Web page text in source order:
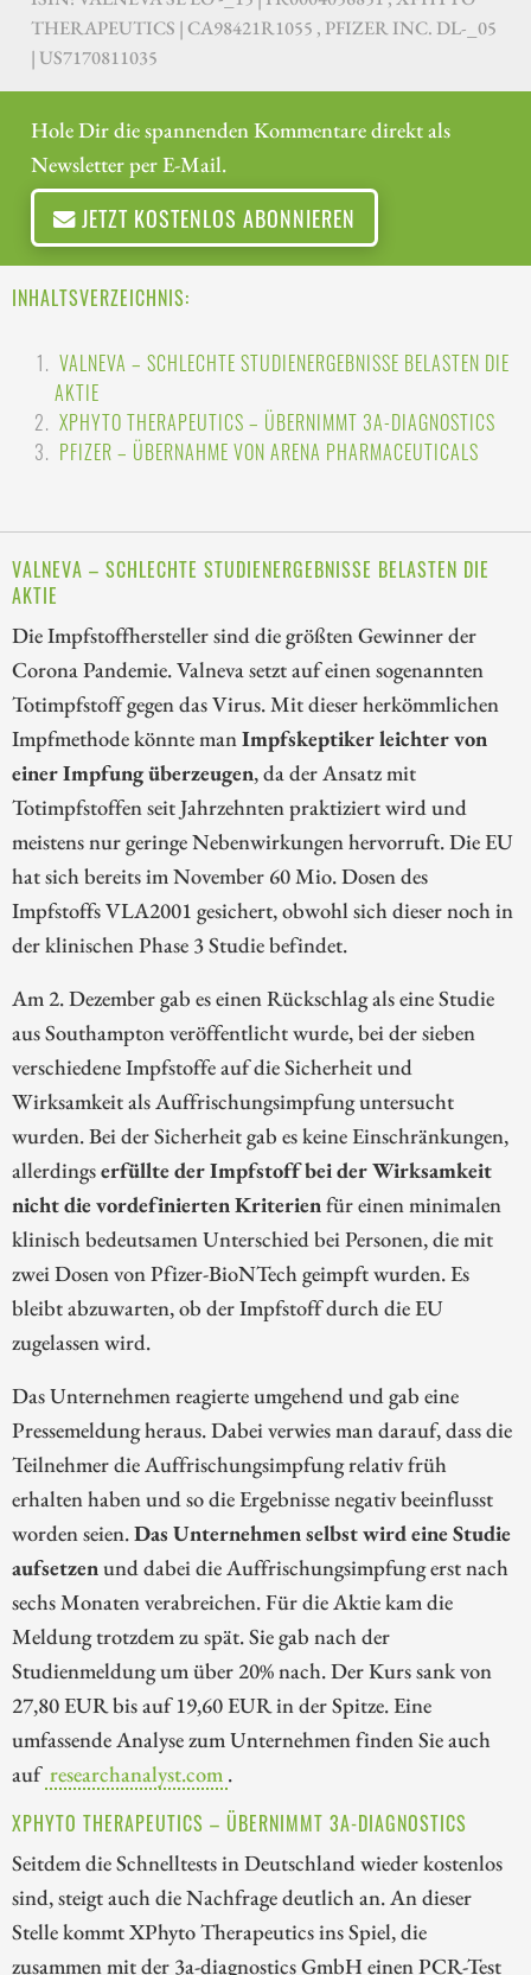
THERAPEUTICS | CA98421R1055 , PFIZER INC. DL-_05
| US7170811035
Hole Dir die spannenden Kommentare direkt als
Newsletter per E-Mail.
JETZT KOSTENLOS ABONNIEREN
INHALTSVERZEICHNIS:
VALNEVA – SCHLECHTE STUDIENERGEBNISSE BELASTEN DIE
AKTIE
XPHYTO THERAPEUTICS – ÜBERNIMMT 3A-DIAGNOSTICS
PFIZER – ÜBERNAHME VON ARENA PHARMACEUTICALS
VALNEVA – SCHLECHTE STUDIENERGEBNISSE BELASTEN DIE
AKTIE
Die Impfstoffhersteller sind die größten Gewinner der
Corona Pandemie. Valneva setzt auf einen sogenannten
Totimpfstoff gegen das Virus. Mit dieser herkömmlichen
Impfmethode könnte manImpfskeptiker leichter von
einer Impfung überzeugen, da der Ansatz mit
Totimpfstoffen seit Jahrzehnten praktiziert wird und
meistens nur geringe Nebenwirkungen hervorruft. Die EU
hat sich bereits im November 60 Mio. Dosen des
Impfstoffs VLA2001 gesichert, obwohl sich dieser noch in
der klinischen Phase 3 Studie befindet.
Am 2. Dezember gab es einen Rückschlag als eine Studie
aus Southampton veröffentlicht wurde, bei der sieben
verschiedene Impfstoffe auf die Sicherheit und
Wirksamkeit als Auffrischungsimpfung untersucht
wurden. Bei der Sicherheit gab es keine Einschränkungen,
allerdingserfüllte der Impfstoff bei der Wirksamkeit
nicht die vordefinierten Kriterienfür einen minimalen
klinisch bedeutsamen Unterschied bei Personen, die mit
zwei Dosen von Pfizer-BioNTech geimpft wurden. Es
bleibt abzuwarten, ob der Impfstoff durch die EU
zugelassen wird.
Das Unternehmen reagierte umgehend und gab eine
Pressemeldung heraus. Dabei verwies man darauf, dass die
Teilnehmer die Auffrischungsimpfung relativ früh
erhalten haben und so die Ergebnisse negativ beeinflusst
worden seien.Das Unternehmen selbst wird eine Studie
aufsetzenund dabei die Auffrischungsimpfung erst nach
sechs Monaten verabreichen. Für die Aktie kam die
Meldung trotzdem zu spät. Sie gab nach der
Studienmeldung um über 20% nach. Der Kurs sank von
27,80 EUR bis auf 19,60 EUR in der Spitze. Eine
umfassende Analyse zum Unternehmen finden Sie auch
auf researchanalyst.com .
XPHYTO THERAPEUTICS – ÜBERNIMMT 3A-DIAGNOSTICS
Seitdem die Schnelltests in Deutschland wieder kostenlos
sind, steigt auch die Nachfrage deutlich an. An dieser
Stelle kommt XPhyto Therapeutics ins Spiel, die
zusammen mit der 3a-diagnostics GmbH einen PCR-Test